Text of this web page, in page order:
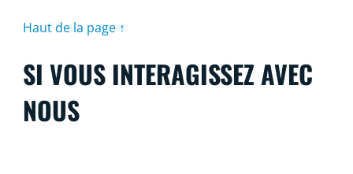
Haut de la page ↑
SI VOUS INTERAGISSEZ AVEC
NOUS